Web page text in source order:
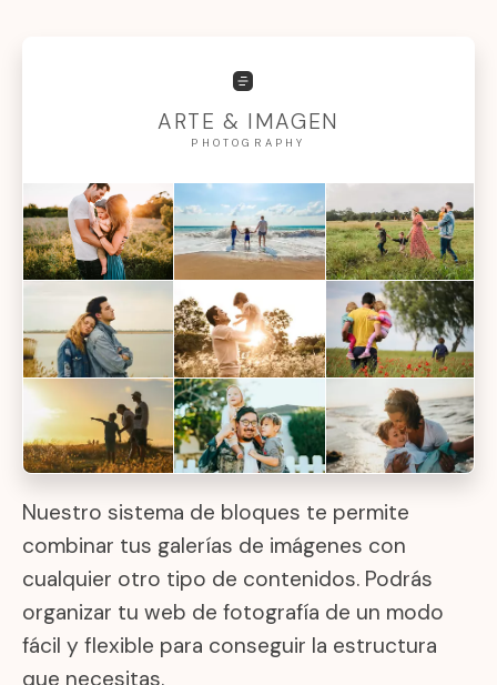
ARTE & IMAGEN
PHOTOGRAPHY
Nuestro sistema de bloques te permite
combinar tus galerías de imágenes con
cualquier otro tipo de contenidos. Podrás
organizar tu web de fotografía de un modo
fácil y flexible para conseguir la estructura
que necesitas.